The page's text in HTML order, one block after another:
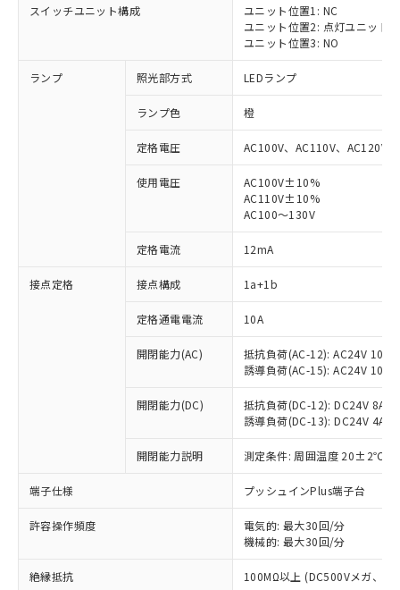
スイッチユニット構成
ユニット位置1: NC
ユニット位置2: 点灯ユニット
ユニット位置3: NO
ランプ 照光部方式 LEDランプ
ランプ色 橙
定格電圧 AC100V、AC110V、AC120V
使用電圧
AC100V±10%
AC110V±10%
AC100～130V
定格電流 12mA
接点定格 接点構成 1a+1b
定格通電電流 10A
開閉能力(AC)
抵抗負荷(AC-12): AC24V 10A/
誘導負荷(AC-15): AC24V
開閉能力(DC)
抵抗負荷(DC-12): DC24V 8A/
誘導負荷(DC-13): DC24V 4A/
開閉能力説明 測定条件: 周囲温度 20±2℃、
端子仕様 プッシュインPlus端子台
許容操作頻度
電気的: 最大30回/分
機械的: 最大30回/分
絶縁抵抗 100MΩ以上 (DC500Vメガ、点
ご利用条件
以下の条件をお読みいただき、同意のうえ
商品の当社在庫状況および標準価格
(税抜)を提供させていただくもので
当社制御機器事業取扱商品の中には、
※1 対応状況
対応済み：EU RoHS指令（10物質）の
対応予定：EU RoHS指令（10物質）の非含
有に対応した製品に切り替える予定のある
対応予定なし：EU RoHS指令（10物質）の
非含有に非対応の商品で、対応品を出す予
調査・確認中：EU RoHS指令（10物質）の
非含有の対応状況を調査中または確認中の
商品です。
非該当品：ライセンス料など無形物で、有
害物質有無と関係のない商品です。
「○」：最大均質材料含有率が中国RoHSの
「×」：最大均質材料含有率が中国RoHSの